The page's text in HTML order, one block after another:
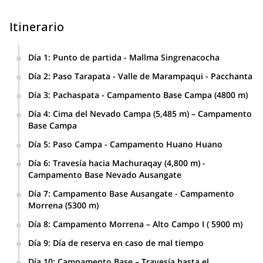
Itinerario
Día 1: Punto de partida - Mallma Singrenacocha
travesía hacia Mallma Singrenacocha (4,200 mts) Noche en
Campamento.
Día 2: Paso Tarapata - Valle de Marampaqui - Pacchanta
Paso Tarapata (4,600 m) y luego descender al valle de
Marampaqui. Después de eso, ascenderemos nuevamente
al Paso Marampaqui (4,700 m) para finalmente llegar al
baños termales y acamparemos.
Día 3: Pachaspata - Campamento Base Campa (4800 m)
Día 4: Cima del Nevado Campa (5,485 m) – Campamento
Base Campa
Día 5: Paso Campa - Campamento Huano Huano
(5,000 mts) para entrar al valle y montar el campamento en
el Campamento Huano Huano.
Día 6: Travesía hacia Machuraqay (4,800 m) -
Campamento Base Nevado Ausangate
Día 7: Campamento Base Ausangate - Campamento
Morrena (5300 m)
Día 8: Campamento Morrena – Alto Campo I ( 5900 m)
Día 9: Día de reserva en caso de mal tiempo